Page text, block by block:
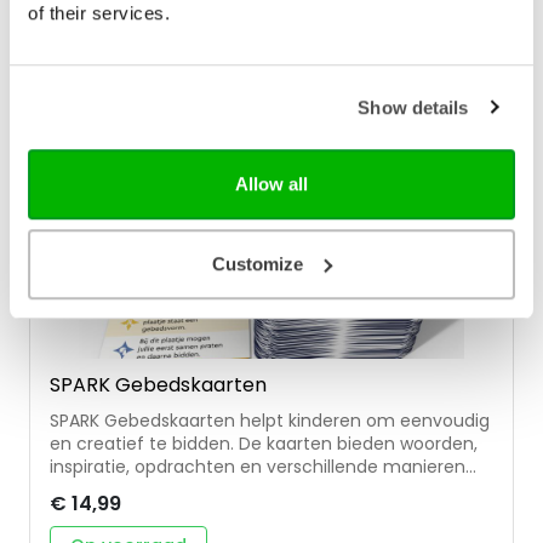
of their services.
Show details
Allow all
Customize
kinderen • geschikt voor kinderen vanaf 5 jaar
Vertalers Lize en Willemijn de Weerd zijn moeder en
psycholoog en Willemijn schrijfster en spreekster.
SPARK Gebedskaarten
SPARK Gebedskaarten helpt kinderen om eenvoudig
en creatief te bidden. De kaarten bieden woorden,
inspiratie, opdrachten en verschillende manieren
SPARK Gebedskaarten is de eerste set van de
nieuwe SPARK-serie. De kaartensets brengen
€ 14,99